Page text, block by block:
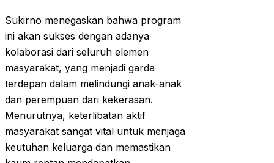
Sukirno menegaskan bahwa program
ini akan sukses dengan adanya
kolaborasi dari seluruh elemen
masyarakat, yang menjadi garda
terdepan dalam melindungi anak-anak
dan perempuan dari kekerasan.
Menurutnya, keterlibatan aktif
masyarakat sangat vital untuk menjaga
keutuhan keluarga dan memastikan